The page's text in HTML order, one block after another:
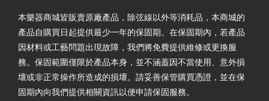
本樂器商城皆販賣原廠產品，除弦線以外等消耗品，本商城的
產品自購買日起提供最少一年的保固期。在保固期內，若產品
因材料或工藝問題出現故障，我們將免費提供維修或更換服
務。保固範圍僅限於產品本身，並不涵蓋因不當使用、意外損
壞或非正常操作所造成的損壞。請妥善保管購買憑證，並在保
固期內向我們提供相關資訊以便申請保固服務。